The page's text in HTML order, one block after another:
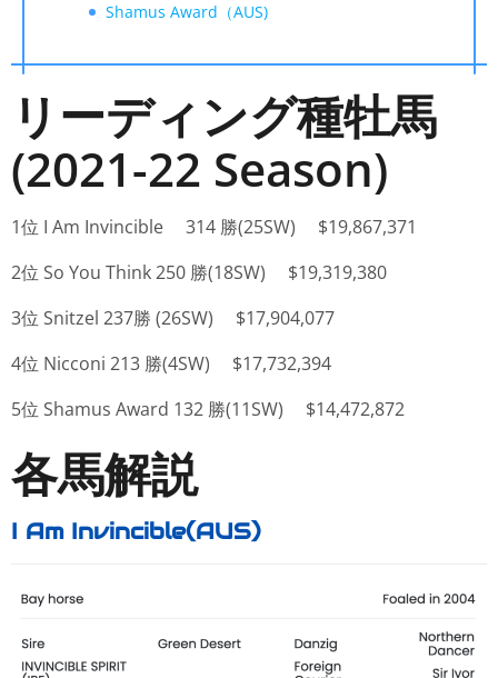
Shamus Award（AUS)
リーディング種牡馬
(2021-22 Season)
1位 I Am Invincible 314 勝(25SW) $19,867,371
2位 So You Think 250 勝(18SW) $19,319,380
3位 Snitzel 237勝 (26SW) $17,904,077
4位 Nicconi 213 勝(4SW) $17,732,394
5位 Shamus Award 132 勝(11SW) $14,472,872
各馬解説
I Am Invincible(AUS)